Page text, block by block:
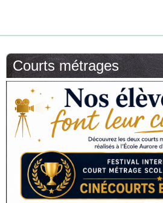
Courts métrages